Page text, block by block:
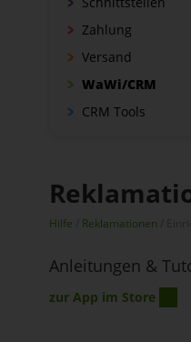
Zahlung
Versand
WaWi/CRM
CRM Tools
Hilfe Reklamationen
Anleitungen &
zur App im Store